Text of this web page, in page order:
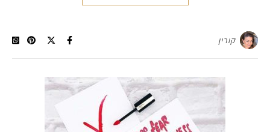
קורין